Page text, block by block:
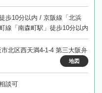
歩10分以内 / 京阪線「北浜
線「南森町駅」徒歩10分以内
北区西天満4-1-4 第三大阪弁
地図
談可